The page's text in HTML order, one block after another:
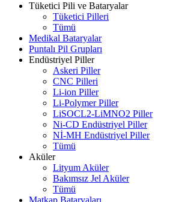
Tüketici Pili ve Bataryalar
Tüketici Pilleri
Tümü
Medikal Bataryalar
Puntalı Pil Grupları
Endüstriyel Piller
Askeri Piller
CNC Pilleri
Li-ion Piller
Li-Polymer Piller
LiSOCL2-LiMNO2 Piller
Ni-CD Endüstriyel Piller
Nİ-MH Endüstriyel Piller
Tümü
Aküler
Lityum Aküler
Bakımsız Jel Aküler
Tümü
Matkap Bataryaları